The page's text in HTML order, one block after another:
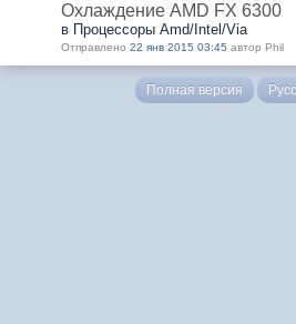
Охлаждение AMD FX 6300
в Процессоры Amd/Intel/Via
Отправлено 22 янв 2015 03:45 автор Phil
Полная версия